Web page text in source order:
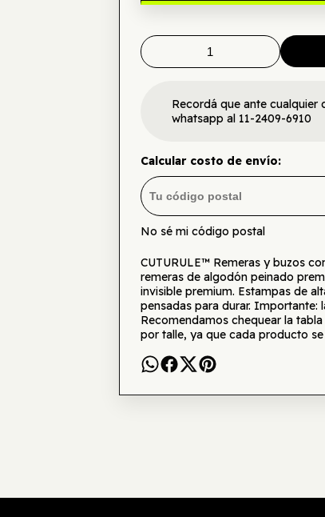
Recordá que ante
whatsapp al 11-2409-6910
Calcular costo de envío:
No sé mi código postal
CUTURULE™ Remeras y buzos
remeras de algodón peinado
invisible premium. Estampas de
pensadas para durar. Importante:
Recomendamos chequear la
por talle, ya que cada producto